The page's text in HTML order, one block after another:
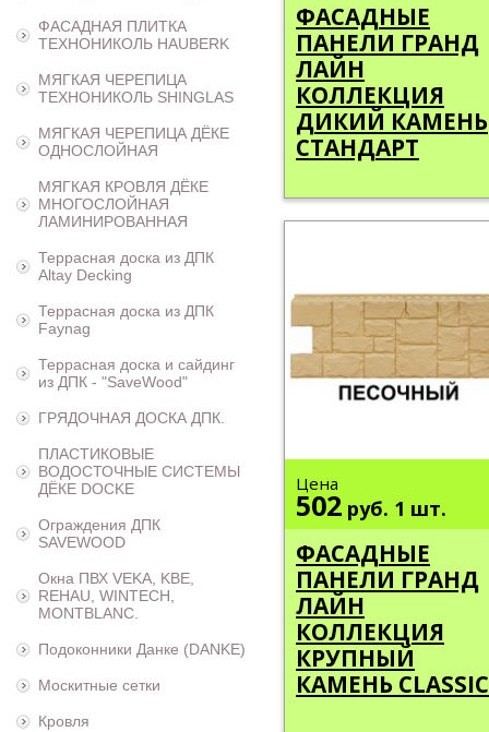
ФАСАДНАЯ ПЛИТКА
ТЕХНОНИКОЛЬ HAUBERK
МЯГКАЯ ЧЕРЕПИЦА
ТЕХНОНИКОЛЬ SHINGLAS
МЯГКАЯ ЧЕРЕПИЦА ДЁКЕ
ОДНОСЛОЙНАЯ
МЯГКАЯ КРОВЛЯ ДЁКЕ
МНОГОСЛОЙНАЯ
ЛАМИНИРОВАННАЯ
Террасная доска из ДПК
Altay Decking
Террасная доска из ДПК
Faynag
Террасная доска и сайдинг
из ДПК - "SaveWood"
ГРЯДОЧНАЯ ДОСКА ДПК.
ПЛАСТИКОВЫЕ
ВОДОСТОЧНЫЕ СИСТЕМЫ
ДЁКЕ DOCKE
Ограждения ДПК
SAVEWOOD
Окна ПВХ VEKA, KBE,
REHAU, WINTECH,
MONTBLANC.
Подоконники Данке (DANKE)
Москитные сетки
Кровля
ФАСАДНЫЕ
ПАНЕЛИ ГРАНД
ЛАЙН
КОЛЛЕКЦИЯ
ДИКИЙ КАМЕНЬ
СТАНДАРТ
Цена
502 руб. 1 шт.
ФАСАДНЫЕ
ПАНЕЛИ ГРАНД
ЛАЙН
КОЛЛЕКЦИЯ
КРУПНЫЙ
КАМЕНЬ CLASSIC